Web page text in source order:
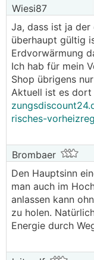
Wiesi87
Ja, dass ist ja der
überhaupt gültig
Erdvorwärmung
Ich hab für mein
Shop übrigens
Aktuell ist es dort
risches-
Brombaer
Den Hauptsinn
man auch im
anlassen kann
zu holen.
Energie durch